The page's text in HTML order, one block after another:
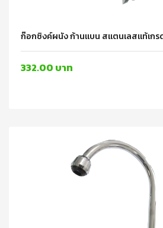
ก๊อกซิงค์ผนัง ก้านแบน สแตนเลสแท้เกร
332.00 บาท